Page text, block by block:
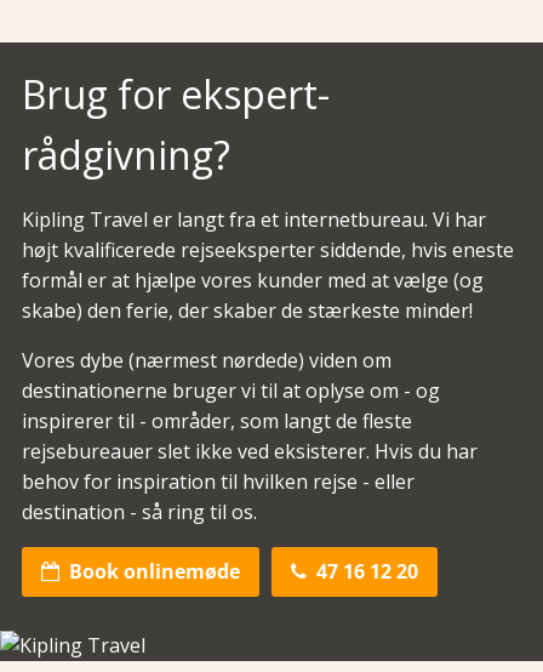
Brug for ekspert-
rådgivning?
Kipling Travel er langt fra et internetbureau. Vi har
højt kvalificerede rejseeksperter siddende, hvis eneste
formål er at hjælpe vores kunder med at vælge (og
skabe) den ferie, der skaber de stærkeste minder!
Vores dybe (nærmest nørdede) viden om
destinationerne bruger vi til at oplyse om - og
inspirerer til - områder, som langt de fleste
rejsebureauer slet ikke ved eksisterer. Hvis du har
behov for inspiration til hvilken rejse - eller
destination - så ring til os.
 Book onlinemøde  47 16 12 20